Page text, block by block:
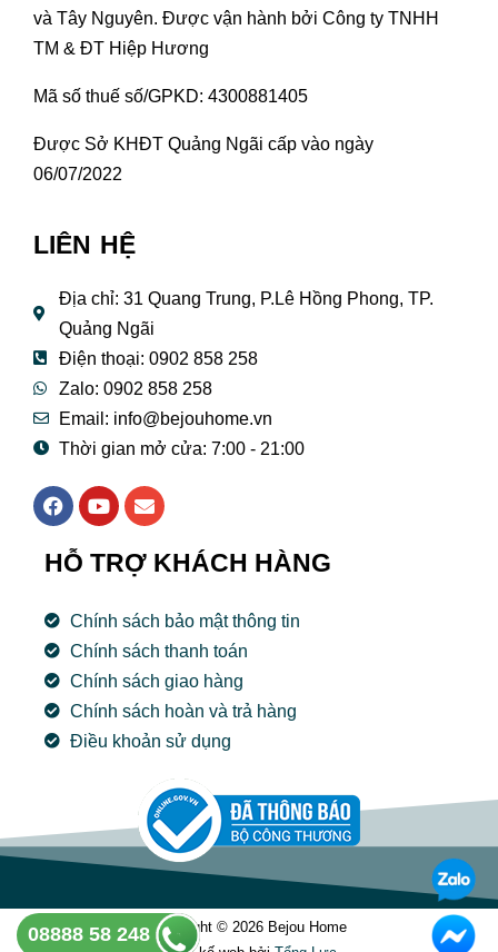
và Tây Nguyên. Được vận hành bởi Công ty TNHH
TM & ĐT Hiệp Hương
Mã số thuế số/GPKD: 4300881405
Được Sở KHĐT Quảng Ngãi cấp vào ngày
06/07/2022
LIÊN HỆ
Địa chỉ: 31 Quang Trung, P.Lê Hồng Phong, TP.
Quảng Ngãi
Điện thoại: 0902 858 258
Zalo: 0902 858 258
Email: info@bejouhome.vn
Thời gian mở cửa: 7:00 - 21:00
F
a
e
b
o
k
Y
o
t
u
e
E
n
e
l
p
e
HỖ TRỢ KHÁCH HÀNG
Chính sách bảo mật thông tin
Chính sách thanh toán
Chính sách giao hàng
Chính sách hoàn và trả hàng
Điều khoản sử dụng
Copyright © 2026 Bejou Home
08888 58 248